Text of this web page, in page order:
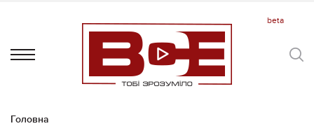
Головна